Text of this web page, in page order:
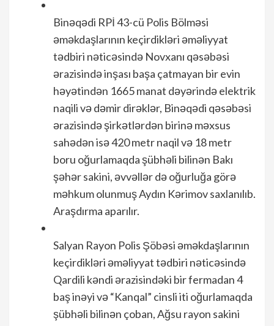
Binəqədi RPİ 43-cü Polis Bölməsi
əməkdaşlarının keçirdikləri əməliyyat
tədbiri nəticəsində Novxanı qəsəbəsi
ərazisində inşası başa çatmayan bir evin
həyətindən 1665 manat dəyərində elektrik
naqili və dəmir dirəklər, Binəqədi qəsəbəsi
ərazisində şirkətlərdən birinə məxsus
sahədən isə 420 metr naqil və 18 metr
boru oğurlamaqda şübhəli bilinən Bakı
şəhər sakini, əvvəllər də oğurluğa görə
məhkum olunmuş Aydın Kərimov saxlanılıb.
Araşdırma aparılır.
Salyan Rayon Polis Şöbəsi əməkdaşlarının
keçirdikləri əməliyyat tədbiri nəticəsində
Qardili kəndi ərazisindəki bir fermadan 4
baş inəyi və “Kanqal” cinsli iti oğurlamaqda
şübhəli bilinən çoban, Ağsu rayon sakini